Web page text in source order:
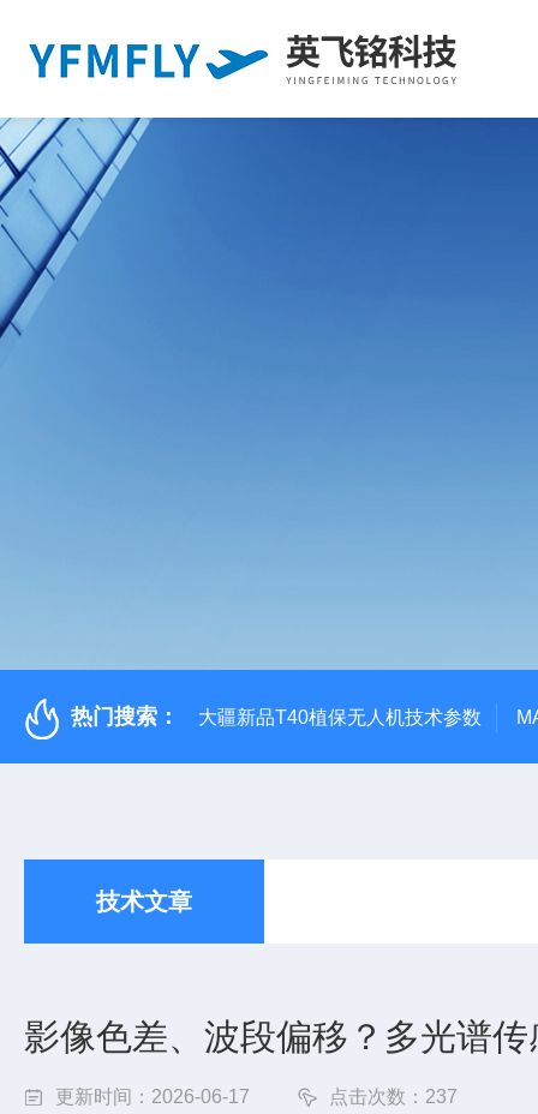
热门搜索： 大疆新品T40植保无人机技术参数
技术文章
影像色差、波段偏移？多光谱
更新时间：2026-06-17 点击次数：237